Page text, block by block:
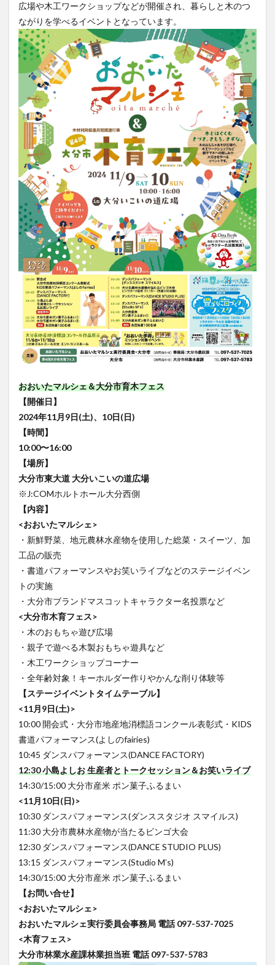
広場や木工ワークショップなどが開催され、暮らしと木のつ
ながりを学べるイベントとなっています。
おおいたマルシェ＆大分市育木フェス
【開催日】
2024年11月9日(土)、10日(日)
【時間】
10:00〜16:00
【場所】
大分市東大道 大分いこいの道広場
※J:COMホルトホール大分西側
【内容】
<おおいたマルシェ>
・新鮮野菜、地元農林水産物を使用した総菜・スイーツ、加
工品の販売
・書道パフォーマンスやお笑いライブなどのステージイベン
トの実施
・大分市ブランドマスコットキャラクター名投票など
<大分市木育フェス>
・木のおもちゃ遊び広場
・親子で遊べる木製おもちゃ遊具など
・木工ワークショップコーナー
・全年齢対象！キーホルダー作りやかんな削り体験等
【ステージイベントタイムテーブル】
<11月9日(土)>
10:00 開会式・大分市地産地消標語コンクール表彰式・KIDS
書道パフォーマンス(よしのfairies)
10:45 ダンスパフォーマンス(DANCE FACTORY)
12:30 小島よしお 生産者とトークセッション＆お笑いライブ
14:30/15:00 大分市産米 ポン菓子ふるまい
<11月10日(日)>
10:30 ダンスパフォーマンス(ダンススタジオ スマイルス)
11:30 大分市農林水産物が当たるビンゴ大会
12:30 ダンスパフォーマンス(DANCE STUDIO PLUS)
13:15 ダンスパフォーマンス(Studio M’s)
14:30/15:00 大分市産米 ポン菓子ふるまい
【お問い合せ】
<おおいたマルシェ>
おおいたマルシェ実行委員会事務局 電話 097-537-7025
<木育フェス>
大分市林業水産課林業担当班 電話 097-537-5783
別府市
別府観光 古国府 古墳
古物
古着
台湾料理 和定食 和菓子
国東市
地獄めぐり 城島高原パーク
壁画
夏祭り
外貨両替機
大分みなと祭り
大分グルメ
大分スイーツ
大分ランチ
大分三好ヴァイセアドラー
大分市
大分市美術館
大分県
大分県立美術館
大分駅
大分駅近く
大神ファーム
大谷翔平選手
姫島村
子ども教室 子ども服
子育て
宇佐市
居酒屋 屋台
平和市民公園能楽堂
庄内町カフェ
投票 挾間町
新幹線
新店
日出
昆虫食
明豊
書店 期間限定 本
杵築市
津久見市
海開き 温泉 湧水
湯布院
滝
漢方 炭火焼き 焼き菓子
犬
玖珠郡
由布市 由布院
石仏
磨崖仏
祝祭の広場 神社 祭り
秋
移転
竹田 竹田市 竹田市ディナー
紅葉
絵本
自動販売機 自転車 臼杵市
舞台
芋
花 花火 茶碗蒸し 蕎麦
虹
話題
豊後大野 豊後大野市
買い物
車 農業文化公園
鉄道ジオラマ
開店閉店まとめ
音楽
検索